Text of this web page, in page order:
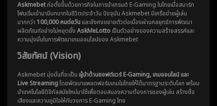
Askmebetก่อตั้งขึ้นด้วยภารกิจในการนำเทรนด์ E-Gaming ในไทยเมื่อสมาร์ท
โฟนเริ่มเข้ามามีบทบาทในชีวิตประจำวัน ปัจจุบัน Askmebet มีเครือข่ายผู้เล่น
มากกว่า 100,000 คนต่อวันและยังคงขยายตัวต่อเนื่องผ่านกลยุทธ์การพัฒนา
ผลิตภัณฑ์อย่างไม่หยุดยั้ง AskMeLottoเป็นตัวอย่างของความสร้างสรรค์และ
ความมุ่งมั่นในการพัฒนาเกมออนไลน์ของ Askmebet
วิสัยทัศน์ (Vision)
Askmebet มุ่งมั่นที่จะเป็น ผู้นำด้านซอฟต์แวร์ E-Gaming, เกมออนไลน์ และ
Live Streamingโดยพัฒนาแพลตฟอร์มเกมในไทยให้ได้มาตรฐานระดับโลก พร้อม
นำเทคโนโลยีดิจิทัลสมัยใหม่มาใช้เพื่อตอบสนองความต้องการของผู้เล่น สร้างชื่อ
เสียงและความภูมิใจให้กับวงการ E-Gaming ไทย